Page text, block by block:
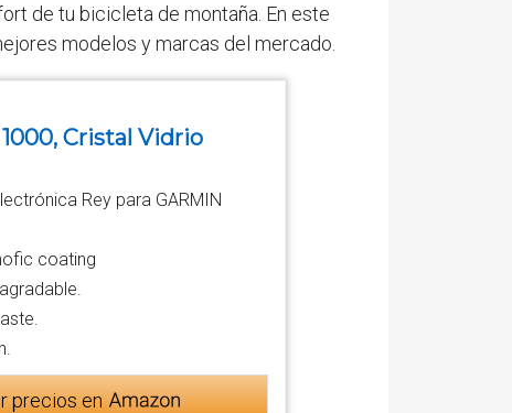
de tu bicicleta de montaña. En este
modelos y marcas del mercado.
Cristal Vidrio
Rey para GARMIN
coating
precios en